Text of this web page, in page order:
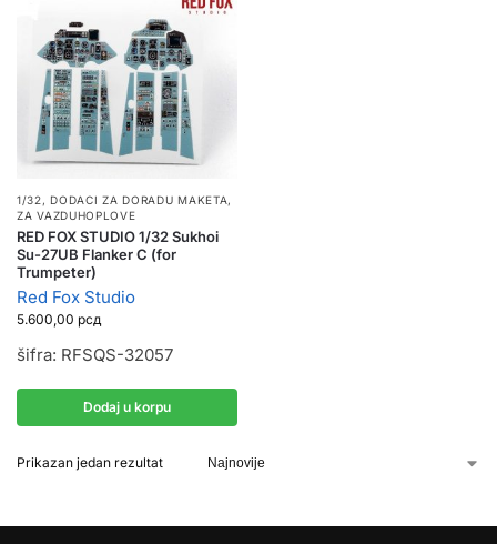
1/32,DODACI ZA DORADU MAKETA,
ZA VAZDUHOPLOVE
RED FOX STUDIO 1/32 Sukhoi
Su-27UB Flanker C (for
Trumpeter)
Red Fox Studio
5.600,00 рсд
šifra: RFSQS-32057
Dodaj u korpu
Prikazan jedan rezultat